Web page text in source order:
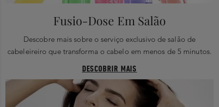
Fusio-Dose Em Salão
Descobre mais sobre o serviço exclusivo de salão de
cabeleireiro que transforma o cabelo em menos de 5 minutos.
DESCOBRIR MAIS